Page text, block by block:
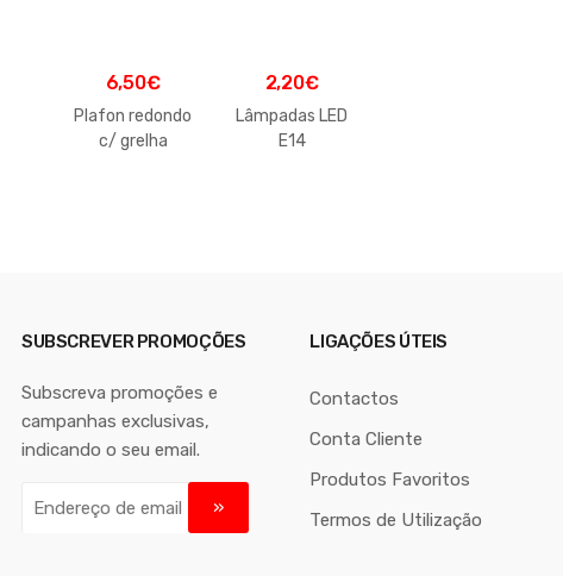
6,50€
Plafon redondo
c/ grelha
2,20€
Lâmpadas LED
E14
SUBSCREVER PROMOÇÕES
Subscreva promoções e
campanhas exclusivas,
indicando o seu email.
LIGAÇÕES ÚTEIS
Contactos
Conta Cliente
Produtos Favoritos
Termos de Utilização